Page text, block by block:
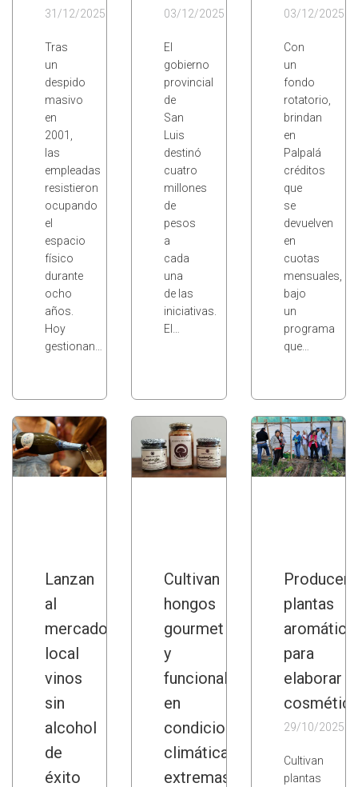
31/12/2025
Tras
un
despido
masivo
en
2001,
las
empleadas
resistieron
ocupando
el
espacio
físico
durante
ocho
años.
Hoy
gestionan…
03/12/2025
El
gobierno
provincial
de
San
Luis
destinó
cuatro
millones
de
pesos
a
cada
una
de las
iniciativas.
El…
03/12/2025
Con
un
fondo
rotatorio,
brindan
en
Palpalá
créditos
que
se
devuelven
en
cuotas
mensuales,
bajo
un
programa
que…
Lanzan
al
mercado
local
vinos
sin
alcohol
de
éxito
Cultivan
hongos
gourmet
y
funcionales
en
condiciones
climáticas
extremas
Producen
plantas
para
elaborar
cosmética
29/10/2025
Cultivan
plantas